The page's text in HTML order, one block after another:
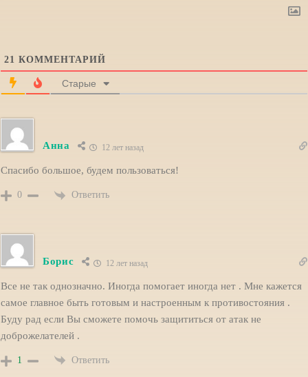
21 КОММЕНТАРИЙ
Старые
Анна 12 лет назад
Спасибо большое, будем пользоваться!
0 Ответить
Борис 12 лет назад
Все не так однозначно. Иногда помогает иногда нет . Мне кажется
самое главное быть готовым и настроенным к противостояния .
Буду рад если Вы сможете помочь защититься от атак не
доброжелателей .
1 Ответить